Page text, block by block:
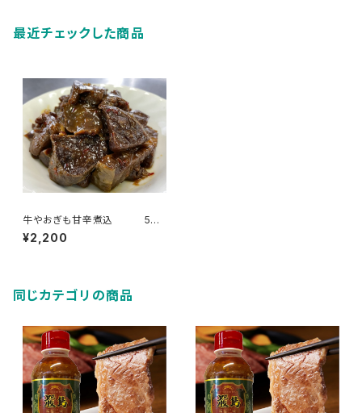
最近チェックした商品
牛やおぎも甘辛煮込 5個
パックセット
¥2,200
同じカテゴリの商品